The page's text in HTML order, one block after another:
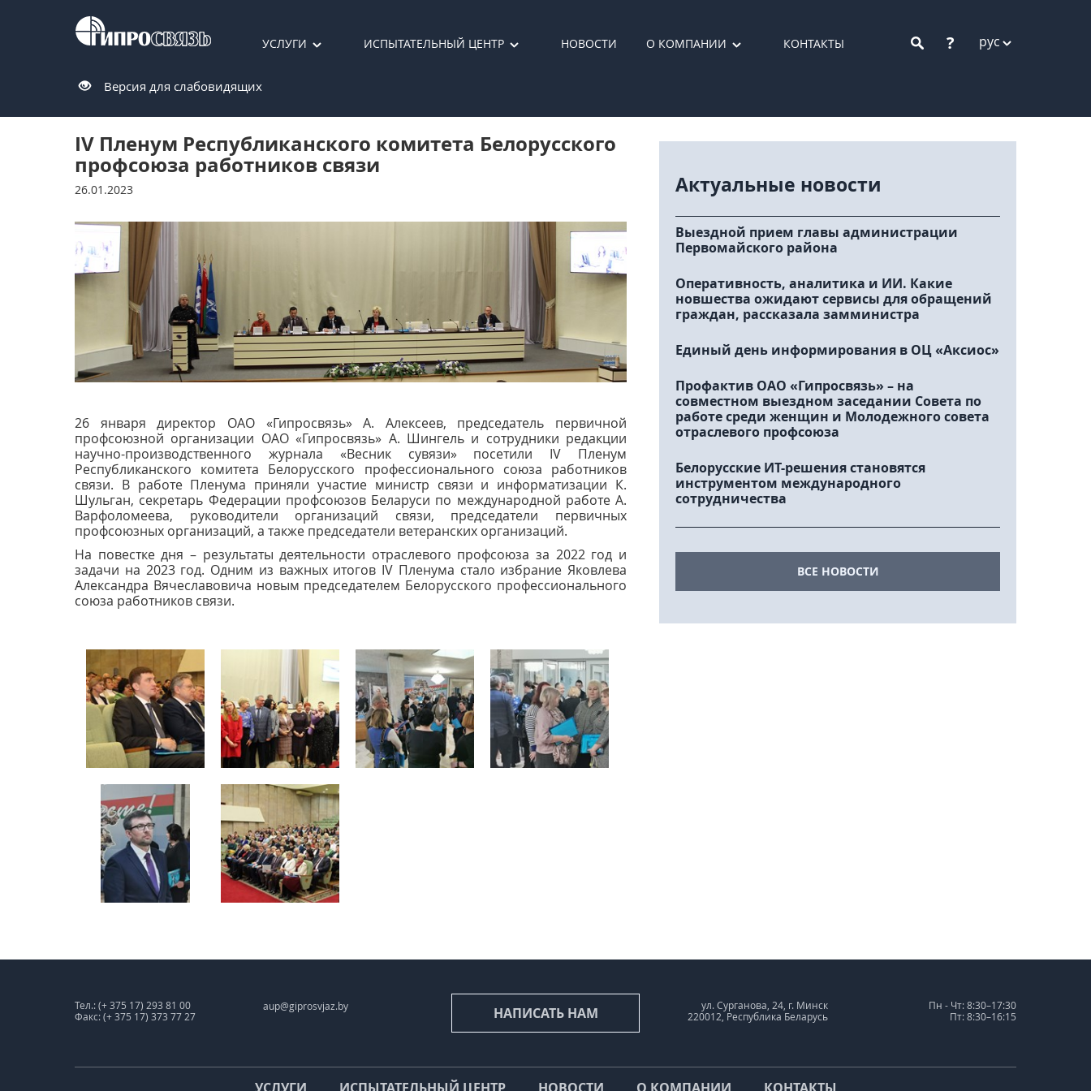
УСЛУГИ ИСПЫТАТЕЛЬНЫЙ ЦЕНТР НОВОСТИ О КОМПАНИИ КОНТАКТЫ ? рус
Версия для слабовидящих
IV Пленум Республиканского комитета Белорусского
профсоюза работников связи
26.01.2023
26 января директор ОАО «Гипросвязь» А. Алексеев, председатель первичной
профсоюзной организации ОАО «Гипросвязь» А. Шингель и сотрудники редакции
научно-производственного журнала «Весник сувязи» посетили IV Пленум
Республиканского комитета Белорусского профессионального союза работников
связи. В работе Пленума приняли участие министр связи и информатизации К.
Шульган, секретарь Федерации профсоюзов Беларуси по международной работе А.
Варфоломеева, руководители организаций связи, председатели первичных
профсоюзных организаций, а также председатели ветеранских организаций.
На повестке дня – результатыдеятельности отраслевого профсоюза за 2022 год и
задачи на 2023 год. Одним из важных итогов IV Пленума стало избрание Яковлева
Александра Вячеславовича новым председателем Белорусского профессионального
союза работников связи.
Актуальные новости
Выездной прием главы администрации
Первомайского района
Оперативность, аналитика и ИИ. Какие
новшества ожидают сервисы для обращений
граждан, рассказала замминистра
Единый день информирования в ОЦ «Аксиос»
Профактив ОАО «Гипросвязь» – на
совместном выездном заседании Совета по
работе среди женщин и Молодежного совета
отраслевого профсоюза
Белорусские ИТ-решения становятся
инструментом международного
сотрудничества
ВСЕ НОВОСТИ
Тел.: (+ 375 17) 293 81 00
Факс: (+ 375 17) 373 77 27
aup@giprosvjaz.by НАПИСАТЬ НАМ
ул. Сурганова, 24, г. Минск
220012, Республика Беларусь
Пн - Чт: 8:30–17:30
Пт: 8:30–16:15